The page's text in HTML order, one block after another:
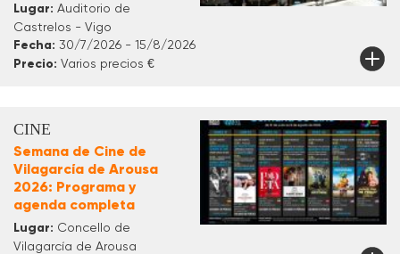
Lugar: Auditorio de
Castrelos - Vigo
Fecha: 30/7/2026 - 15/8/2026
Precio: Varios precios €
CINE
Semana de Cine de
Vilagarcía de Arousa
2026: Programa y
agenda completa
Lugar: Concello de
Vilagarcía de Arousa